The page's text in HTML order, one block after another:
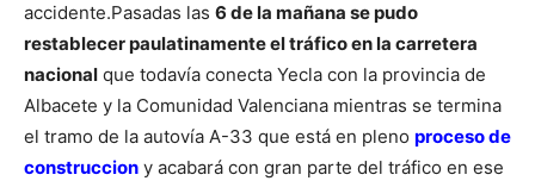
accidente.Pasadas las 6 de la mañana se pudo
restablecer paulatinamente el tráfico en la carretera
nacional que todavía conecta Yecla con la provincia de
Albacete y la Comunidad Valenciana mientras se termina
el tramo de la autovía A-33 que está en pleno proceso de
construccion y acabará con gran parte del tráfico en ese